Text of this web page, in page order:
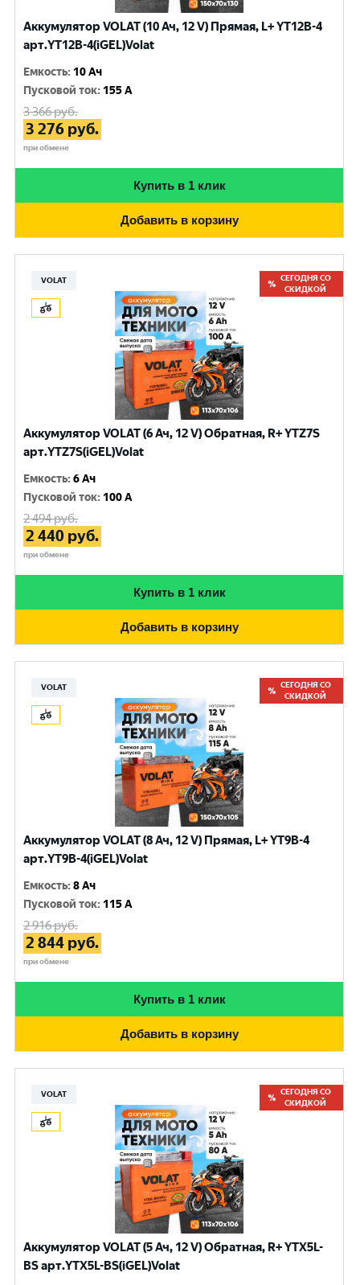
Аккумулятор VOLAT (10 Ач, 12 V) Прямая, L+ YT12B-4
арт.YT12B-4(iGEL)Volat
Емкость: 10 Ач
Пусковой ток: 155 A
3 366руб.
3 276 руб.
при обмене
Купить в 1 клик
Добавить в корзину
VOLAT
СЕГОДНЯ СО
СКИДКОЙ
Аккумулятор VOLAT (6 Ач, 12 V) Обратная, R+ YTZ7S
арт.YTZ7S(iGEL)Volat
Емкость:6 Ач
Пусковой ток: 100 A
2 494руб.
2 440 руб.
при обмене
Купить в 1 клик
Добавить в корзину
VOLAT
СЕГОДНЯ СО
СКИДКОЙ
Аккумулятор VOLAT (8 Ач, 12 V) Прямая, L+ YT9B-4
арт.YT9B-4(iGEL)Volat
Емкость:8 Ач
Пусковой ток: 115 A
2 916руб.
2 844 руб.
при обмене
Купить в 1 клик
Добавить в корзину
VOLAT
СЕГОДНЯ СО
СКИДКОЙ
Аккумулятор VOLAT (5 Ач, 12 V) Обратная, R+ YTX5L-
BS арт.YTX5L-BS(iGEL)Volat